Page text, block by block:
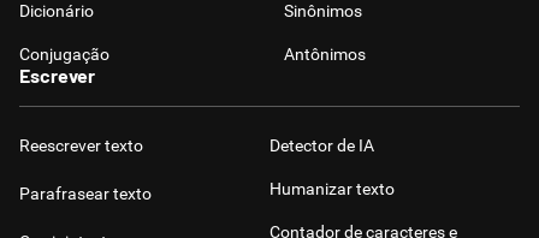
Dicionário Sinônimos
Conjugação Antônimos
Escrever
Reescrever texto
Parafrasear texto
Detector de IA
Humanizar texto
Contador de caracteres e